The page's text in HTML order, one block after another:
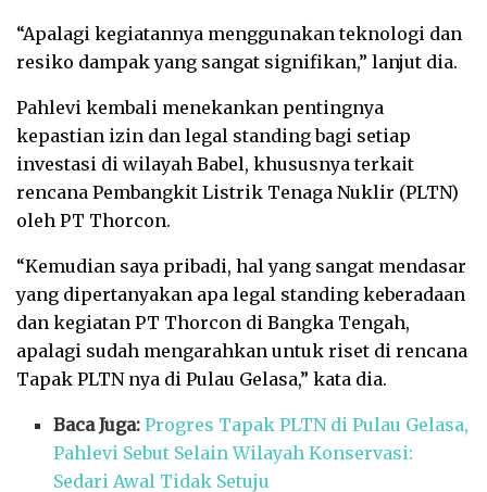
“Apalagi kegiatannya menggunakan teknologi dan
resiko dampak yang sangat signifikan,” lanjut dia.
Pahlevi kembali menekankan pentingnya
kepastian izin dan legal standing bagi setiap
investasi di wilayah Babel, khususnya terkait
rencana Pembangkit Listrik Tenaga Nuklir (PLTN)
oleh PT Thorcon.
“Kemudian saya pribadi, hal yang sangat mendasar
yang dipertanyakan apa legal standing keberadaan
dan kegiatan PT Thorcon di Bangka Tengah,
apalagi sudah mengarahkan untuk riset di rencana
Tapak PLTN nya di Pulau Gelasa,” kata dia.
Baca Juga:Progres Tapak PLTN di Pulau Gelasa,
Pahlevi Sebut Selain Wilayah Konservasi:
Sedari Awal Tidak Setuju